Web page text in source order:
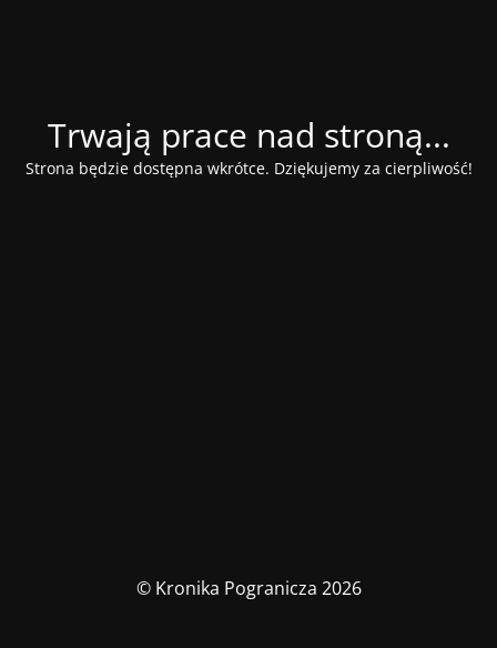
Trwają prace nad stroną...
Strona będzie dostępna wkrótce. Dziękujemy za cierpliwość!
© Kronika Pogranicza 2026